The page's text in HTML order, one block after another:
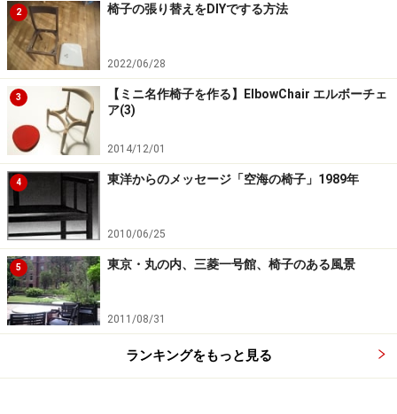
支配人から差し出された古い建築雑誌に掲載された当時
の室内写真がある。
当時の壁画と壁面写真
店内に残されている「当時」の壁面はロビーか通路の一
角にある暖炉だろうか、まさに当時の空間を切り取るよ
うに此処にある。
壁画の前で同調するテーブルと椅子のセット（すべてラ
イトのよるデザイン）は、時間が止まったように佇んで
いる。
2 椅子の張り替えをDIYでする方法
2022/06/28
3
【ミニ名作椅子を作る】ElbowChair エルボーチェ
ア(3)
2014/12/01
4 東洋からのメッセージ「空海の椅子」1989年
2010/06/25
5 東京・丸の内、三菱一号館、椅子のある風景
2011/08/31
ランキングをもっと見る